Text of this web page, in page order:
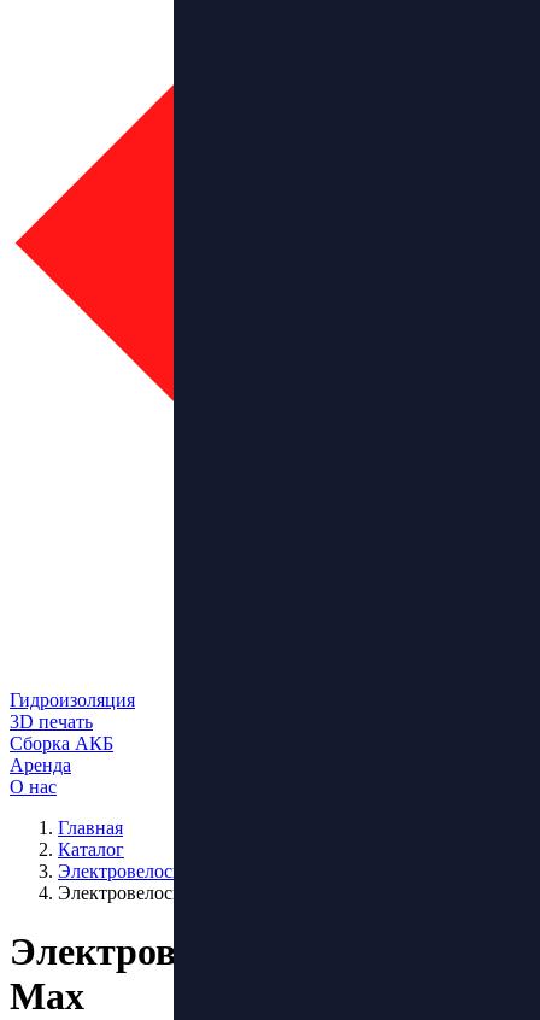
Гидроизоляция
3D печать
Сборка АКБ
Аренда
О нас
Главная
Каталог
Электровелосипеды
Электровелосипед Samik V3 Max
Электровелосипед Samik V3
Max